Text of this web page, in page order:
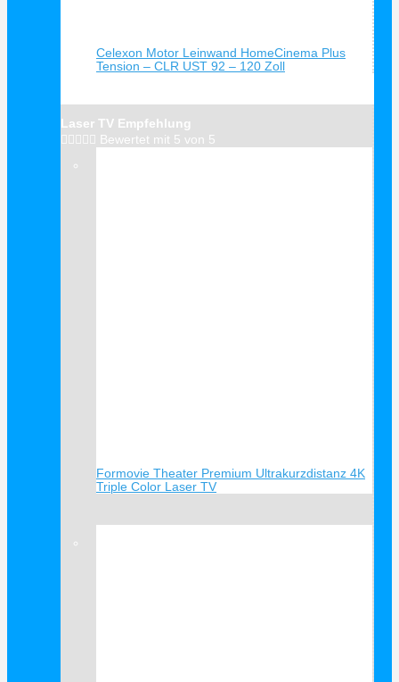
Celexon Motor Leinwand HomeCinema Plus
Tension – CLR UST 92 – 120 Zoll
Laser TV Empfehlung
     Bewertet mit 5 von 5
Formovie Theater Premium Ultrakurzdistanz 4K
Triple Color Laser TV